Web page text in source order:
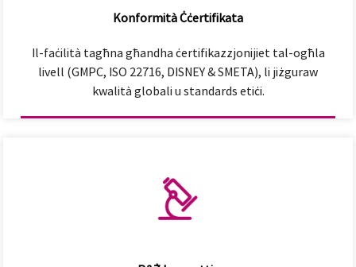
Konformità Ċċertifikata
Il-faċilità tagħna għandha ċertifikazzjonijiet tal-ogħla
livell (GMPC, ISO 22716, DISNEY & SMETA), li jiżguraw
kwalità globali u standards etiċi.